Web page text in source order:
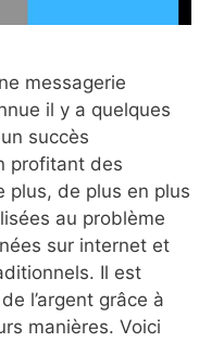
messagerie
il y a quelques
succès
profitant des
plus, de plus en plus
au problème
sur internet et
Il est
l’argent grâce à
manières. Voici